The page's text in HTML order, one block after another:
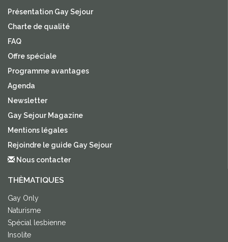
Présentation Gay Sejour
Charte de qualité
FAQ
Offre spéciale
Programme avantages
Agenda
Newsletter
Gay Sejour Magazine
Mentions légales
Rejoindre le guide Gay Sejour
Nous contacter
THÈMATIQUES
Gay Only
Naturisme
Spécial lesbienne
Insolite